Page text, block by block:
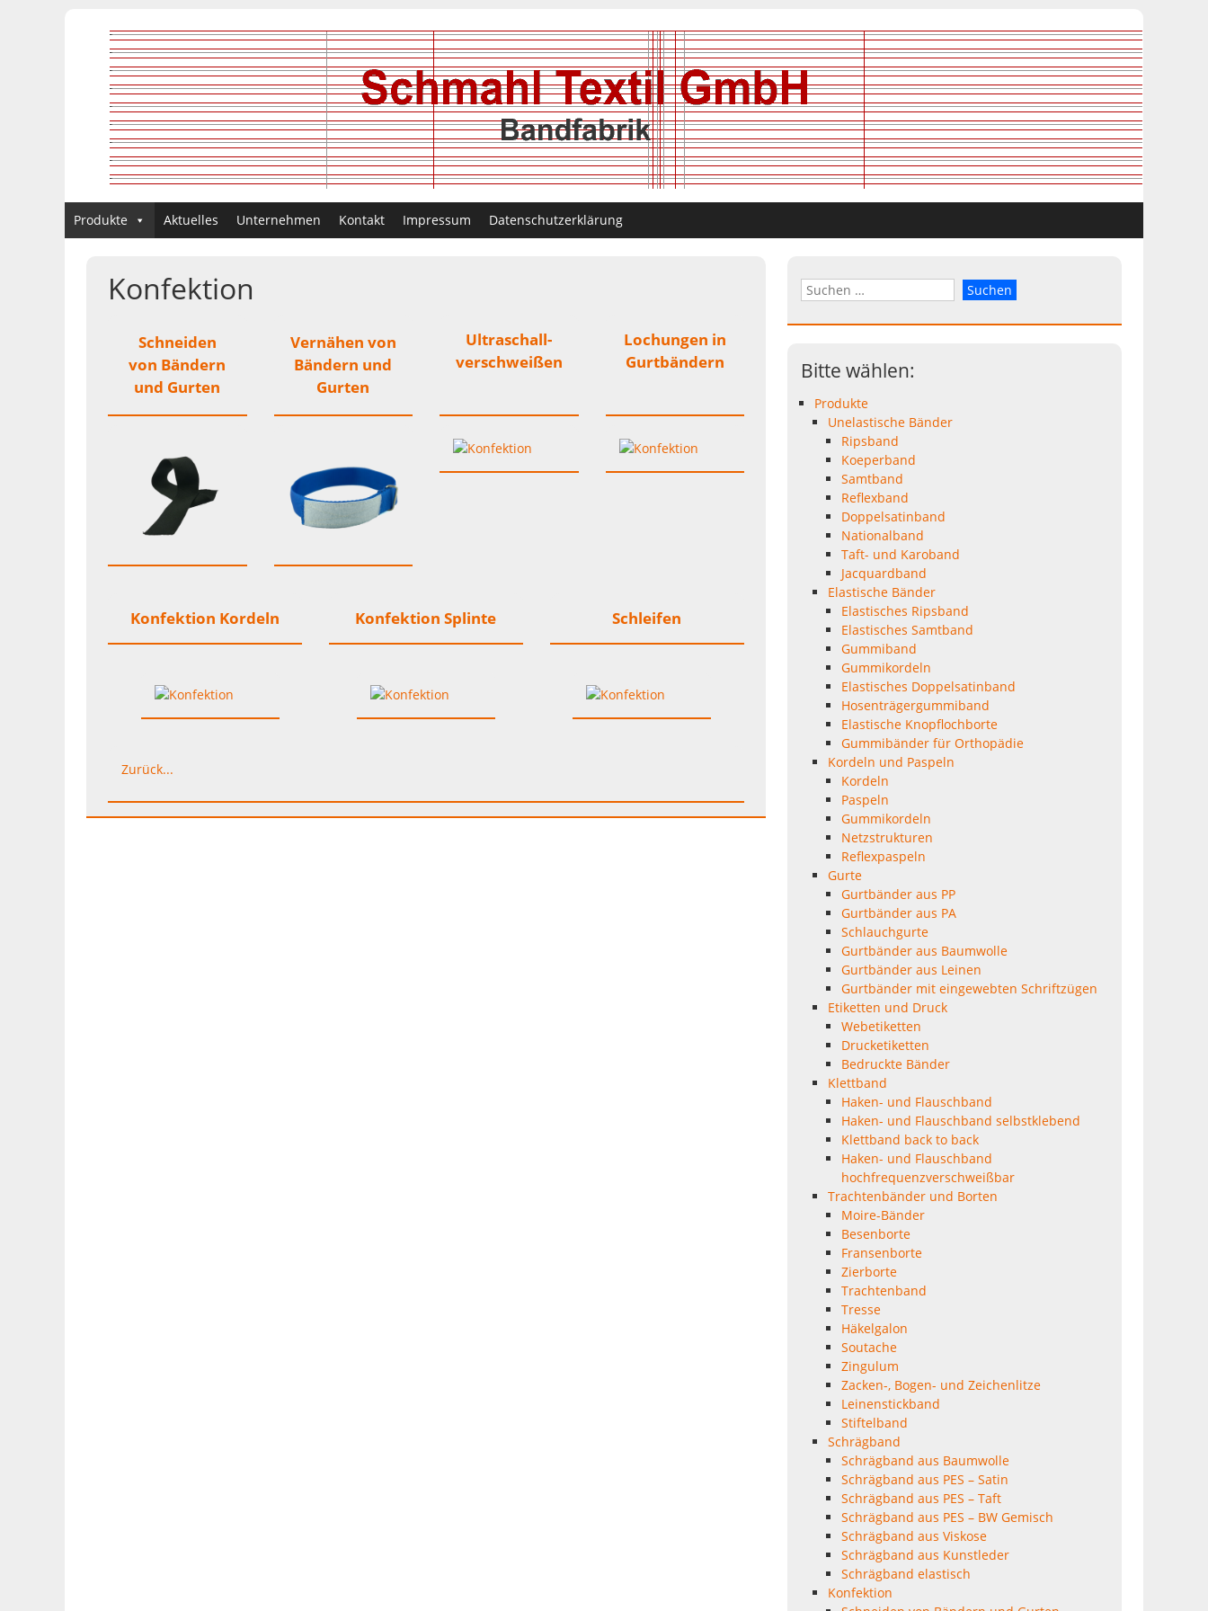
Produkte Aktuelles Unternehmen Kontakt Impressum Datenschutzerklärung
Konfektion
Schneiden
von Bändern
und Gurten
Vernähen von
Bändern und
Gurten
Ultraschall-
verschweißen
Lochungen in
Gurtbändern
Konfektion Kordeln Konfektion Splinte Schleifen
Zurück...
Bitte wählen:
Produkte
Unelastische Bänder
Ripsband
Koeperband
Samtband
Reflexband
Doppelsatinband
Nationalband
Taft- und Karoband
Jacquardband
Elastische Bänder
Elastisches Ripsband
Elastisches Samtband
Gummiband
Gummikordeln
Elastisches Doppelsatinband
Hosenträgergummiband
Elastische Knopflochborte
Gummibänder für Orthopädie
Kordeln und Paspeln
Kordeln
Paspeln
Gummikordeln
Netzstrukturen
Reflexpaspeln
Gurte
Gurtbänder aus PP
Gurtbänder aus PA
Schlauchgurte
Gurtbänder aus Baumwolle
Gurtbänder aus Leinen
Gurtbänder mit eingewebten Schriftzügen
Etiketten und Druck
Webetiketten
Drucketiketten
Bedruckte Bänder
Klettband
Haken- und Flauschband
Haken- und Flauschband selbstklebend
Klettband back to back
Haken- und Flauschband
hochfrequenzverschweißbar
Trachtenbänder und Borten
Moire-Bänder
Besenborte
Fransenborte
Zierborte
Trachtenband
Tresse
Häkelgalon
Soutache
Zingulum
Zacken-, Bogen- und Zeichenlitze
Leinenstickband
Stiftelband
Schrägband
Schrägband aus Baumwolle
Schrägband aus PES – Satin
Schrägband aus PES – Taft
Schrägband aus PES – BW Gemisch
Schrägband aus Viskose
Schrägband aus Kunstleder
Schrägband elastisch
Konfektion